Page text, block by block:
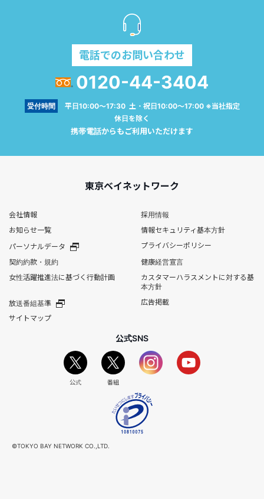
電話でのお問い合わせ
0120-44-3404
受付時間
平日10:00～17:30 土・祝日10:00～17:00 ※当社指定
休日を除く
携帯電話からもご利用いただけます
東京ベイネットワーク
会社情報
採用情報
お知らせ一覧
情報セキュリティ基本方針
パーソナルデータ
プライバシーポリシー
契約約款・規約
健康経営宣言
女性活躍推進法に基づく行動計画
カスタマーハラスメントに対する基
本方針
放送番組基準
広告掲載
サイトマップ
公式SNS
公式 番組
©TOKYO BAY NETWORK CO.,LTD.